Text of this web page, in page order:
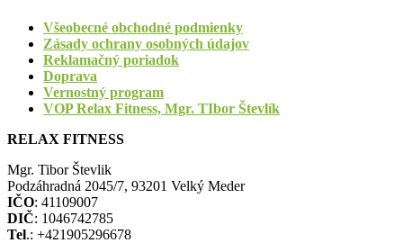
Všeobecné obchodné podmienky
Zásady ochrany osobných údajov
Reklamačný poriadok
Doprava
Vernostný program
VOP Relax Fitness, Mgr. TIbor Števlík
RELAX FITNESS
Mgr. Tibor Števlik
Podzáhradná 2045/7, 93201 Velký Meder
IČO: 41109007
DIČ: 1046742785
Tel.: +421905296678